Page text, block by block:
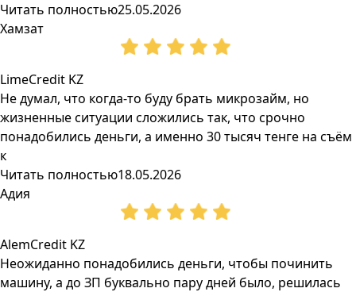
Читать полностью25.05.2026
Хамзат
LimeCredit KZ
Не думал, что когда-то буду брать микрозайм, но
жизненные ситуации сложились так, что срочно
понадобились деньги, а именно 30 тысяч тенге на съём
к
Читать полностью18.05.2026
Адия
AlemCredit KZ
Неожиданно понадобились деньги, чтобы починить
машину, а до ЗП буквально пару дней было, решилась